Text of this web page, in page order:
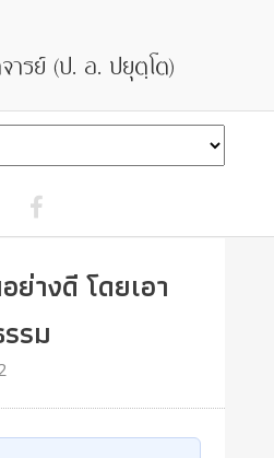
างดี โดยเอา
รม